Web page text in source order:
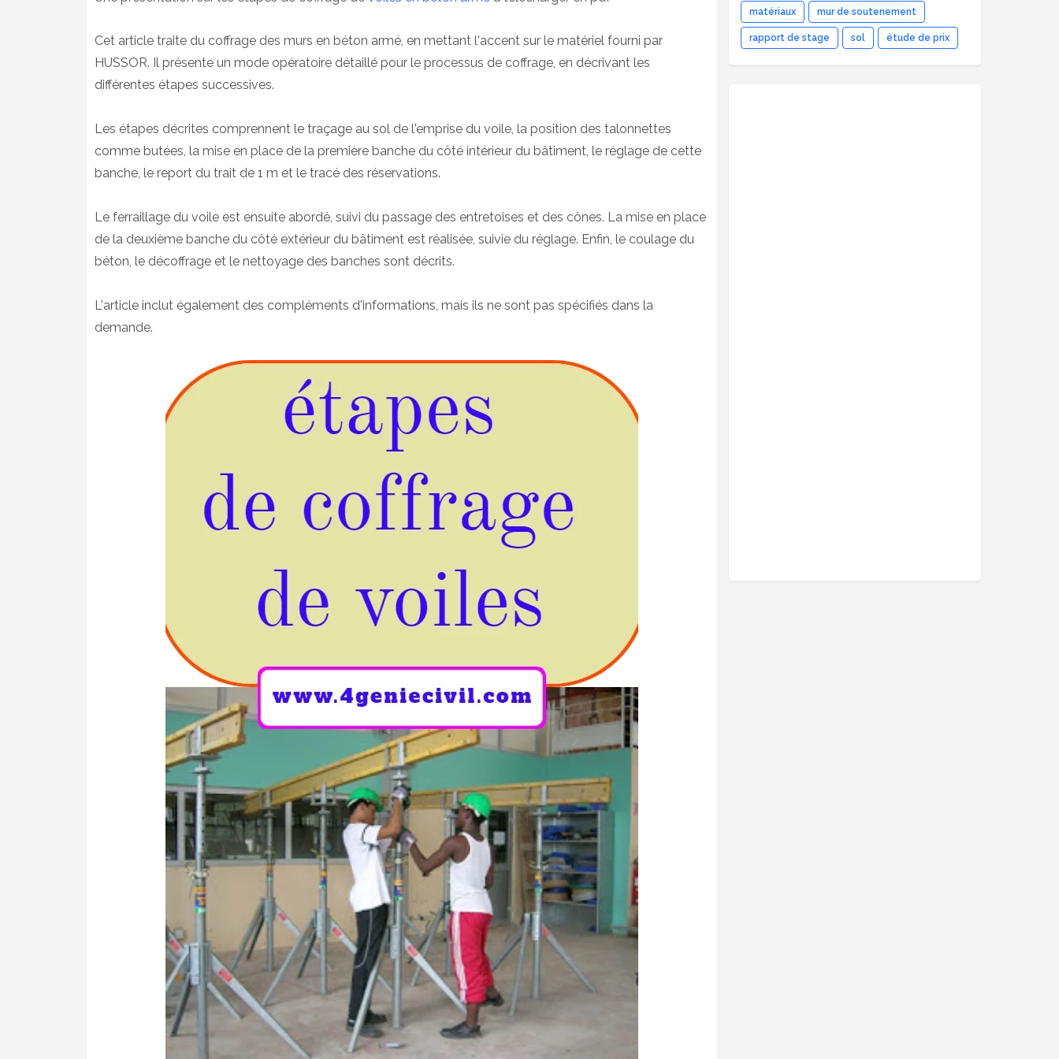
Cet article traite du coffrage des murs en béton armé, en mettant l'accent sur le matériel fourni par
HUSSOR. Il présente un mode opératoire détaillé pour le processus de coffrage, en décrivant les
différentes étapes successives.
Les étapes décrites comprennent le traçage au sol de l'emprise du voile, la position des talonnettes
comme butées, la mise en place de la première banche du côté intérieur du bâtiment, le réglage de cette
banche, le report du trait de 1 m et le tracé des réservations.
Le ferraillage du voile est ensuite abordé, suivi du passage des entretoises et des cônes. La mise en place
de la deuxième banche du côté extérieur du bâtiment est réalisée, suivie du réglage. Enfin, le coulage du
béton, le décoffrage et le nettoyage des banches sont décrits.
L'article inclut également des compléments d'informations, mais ils ne sont pas spécifiés dans la
demande.
matériaux mur de soutenement
rapport de stage sol étude de prix